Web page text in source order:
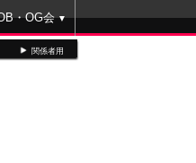
・OG会▼
関係者用